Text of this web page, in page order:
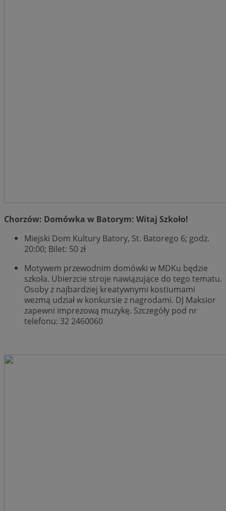
Chorzów: Domówka w Batorym: Witaj Szkoło!
Miejski Dom Kultury Batory, St. Batorego 6; godz.
20:00; Bilet: 50 zł
Motywem przewodnim domówki w MDKu będzie
szkoła. Ubierzcie stroje nawiązujące do tego tematu.
Osoby z najbardziej kreatywnymi kostiumami
wezmą udział w konkursie z nagrodami. DJ Maksior
zapewni imprezową muzykę. Szczegóły pod nr
telefonu: 32 2460060